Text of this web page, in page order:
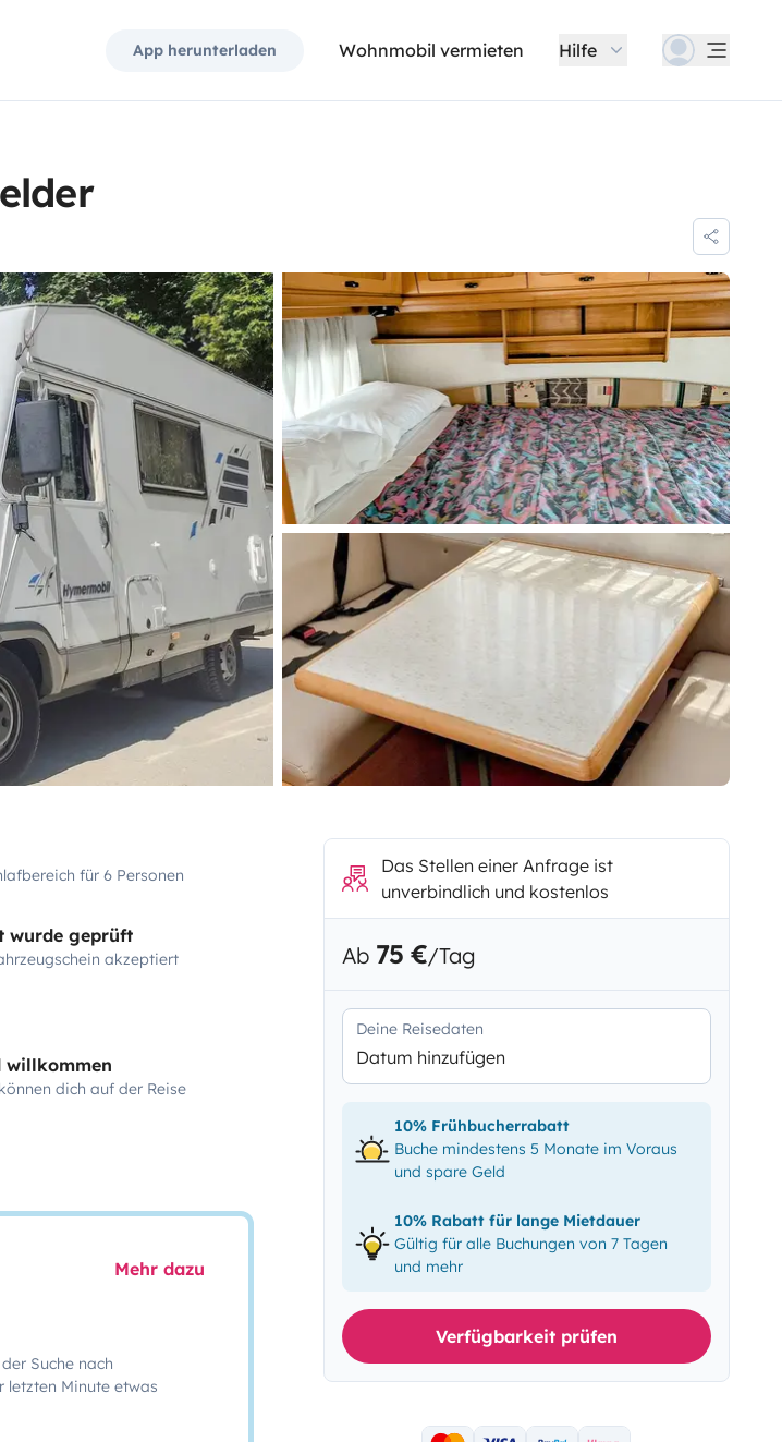
App herunterladen Wohnmobil vermieten Hilfe
für 6 Personen
wurde geprüft
akzeptiert
willkommen
dich auf der Reise
Mehr dazu
Suche nach
letzten Minute etwas
Das Stellen einer Anfrage ist
unverbindlich und kostenlos
Ab 75 €/Tag
Deine Reisedaten
Datum hinzufügen
10% Frühbucherrabatt
Buche mindestens 5 Monate im Voraus
und spare Geld
10% Rabatt für lange Mietdauer
Gültig für alle Buchungen von 7 Tagen
und mehr
Verfügbarkeit prüfen